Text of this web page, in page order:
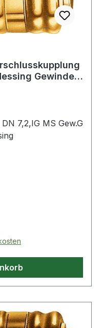
Gewinde
7,2,IG MS Gew.G